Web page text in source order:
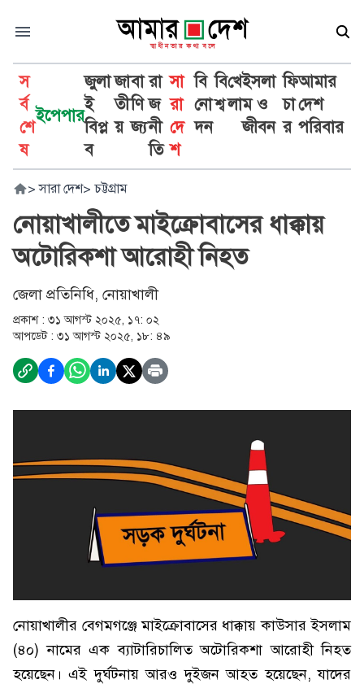
স
র্ব
শে
ষ
ইপেপার
জুলা
ই
বিপ্ল
ব
জা
তী
য়
বা
ণি
জ্য
রা
জ
নী
তি
সা
রা
দে
শ
বি
নো
দন
বি
শ্ব
খে
লা
ইসলা
ম ও
জীবন
ফি
চা
র
আমার
দেশ
পরিবার
> সারা দেশ> চট্টগ্রাম
নোয়াখালীতে মাইক্রোবাসের ধাক্কায়
অটোরিকশা আরোহী নিহত
জেলা প্রতিনিধি, নোয়াখালী
প্রকাশ : ৩১ আগস্ট ২০২৫, ১৭: ০২
আপডেট : ৩১ আগস্ট ২০২৫, ১৮: ৪৯
নোয়াখালীর বেগমগঞ্জে মাইক্রোবাসের ধাক্কায় কাউসার ইসলাম
(৪০) নামের এক ব্যাটারিচালিত অটোরিকশা আরোহী নিহত
হয়েছেন। এই দুর্ঘটনায় আরও দুইজন আহত হয়েছেন, যাদের